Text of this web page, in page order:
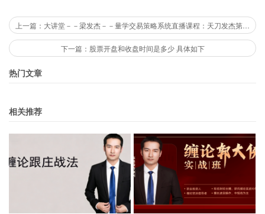
下一篇：股票开盘和收盘时间是多少 具体如下
热门文章
相关推荐